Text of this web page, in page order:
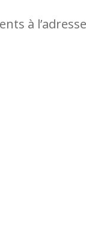
à l’adresse